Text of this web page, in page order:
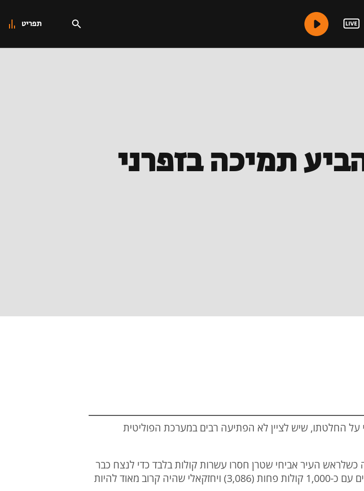
תפריט
תמיכה בזפרני
על החלטתו, שיש לציין לא הפתיעה רבים במערכת הפוליטית
כשלראש העיר אביחי שטרן חסרו עשרות קולות בלבד כדי לנצח כבר
בסיבוב הראשון. שטרן שזכה ב-4,068 קולות, אלי זפרני סיים עם כ-1,000 קולות פחות (3,086) ויחזקאלי שהיה קרוב מאוד להיות